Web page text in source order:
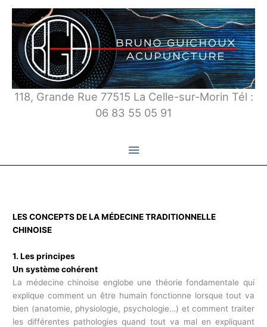
contenu
118, Grande Rue 77515 La Celle-sur-Morin Tél :
06 83 55 05 91
Menu
LES CONCEPTS DE LA MÉDECINE TRADITIONNELLE
CHINOISE
1. Les principes
Un système cohérent
La médecine chinoise englobe une théorie fondamentale qui
explique comment un être humain fonctionne lorsque tout va
bien (anatomie, physiologie, psychologie…) et comment traiter
les différentes pathologies quand tout va mal en expliquant